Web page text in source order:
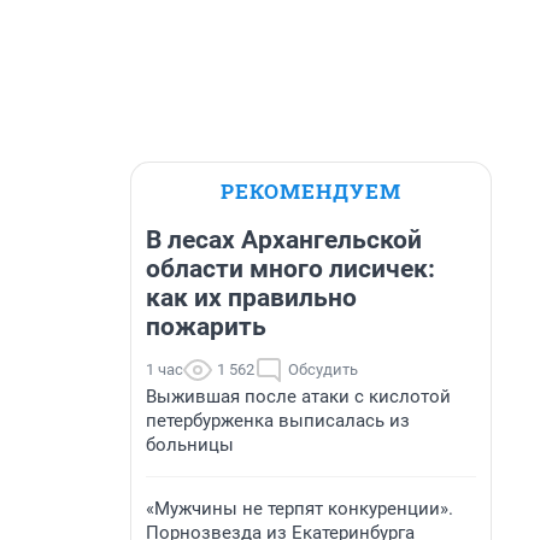
РЕКОМЕНДУЕМ
В лесах Архангельской
области много лисичек:
как их правильно
пожарить
1 час 1 562 Обсудить
Выжившая после атаки с кислотой
петербурженка выписалась из
больницы
«Мужчины не терпят конкуренции».
Порнозвезда из Екатеринбурга